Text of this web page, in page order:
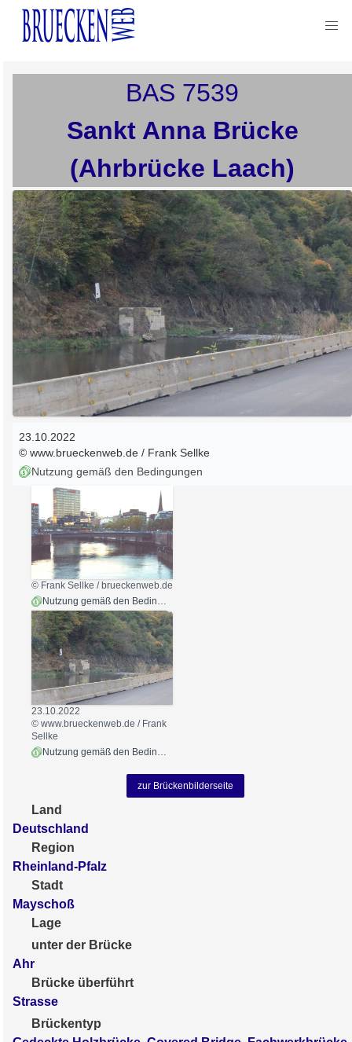
BAS 7539
Sankt Anna Brücke
(Ahrbrücke Laach)
23.10.2022
© www.brueckenweb.de / Frank Sellke
Nutzung gemäß den Bedingungen
© Frank Sellke / brueckenweb.de
Nutzung gemäß den Bedingungen
23.10.2022
© www.brueckenweb.de / Frank
Sellke
Nutzung gemäß den Bedingungen
zur Brückenbilderseite
Land
Deutschland
Region
Rheinland-Pfalz
Stadt
Mayschoß
Lage
unter der Brücke
Ahr
Brücke überführt
Strasse
Brückentyp